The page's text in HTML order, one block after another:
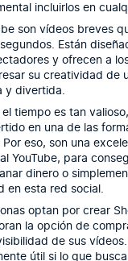
incluirlos en
son vídeos breves
Están
y ofrecen a
su creatividad de
y divertida.
tiempo es tan
en una de las
eso, son una
YouTube, para
dinero o
en esta red social.
optan por crear
la opción de
de sus
útil si lo que